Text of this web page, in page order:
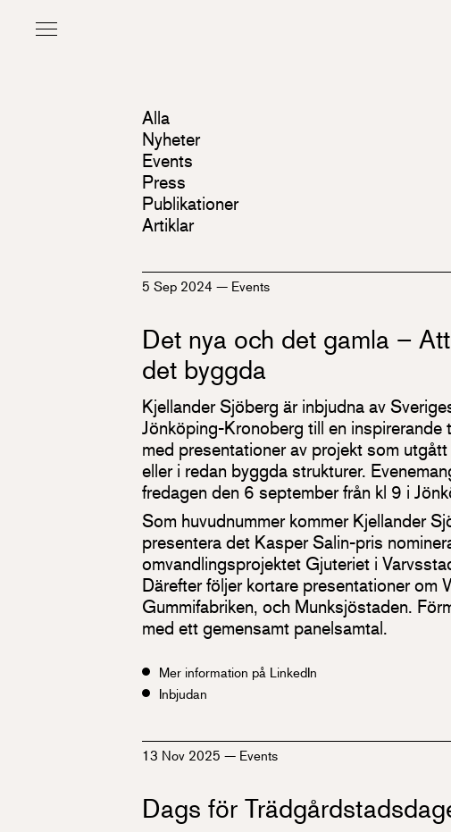
Alla
Nyheter
Events
Press
Publikationer
Artiklar
5 Sep 2024— Events
Det nya och det gamla –
det byggda
Kjellander Sjöberg är inbjudna av
Jönköping-Kronoberg till en inspirerande
med presentationer av projekt som
eller i redan byggda strukturer.
fredagen den 6 september från kl 9 i
Som huvudnummer kommer Kjellander
presentera det Kasper Salin-pris
omvandlingsprojektet Gjuteriet i
Därefter följer kortare presentationer om
Gummifabriken, och Munksjöstaden.
med ett gemensamt panelsamtal.
Mer information på LinkedIn
Inbjudan
13 Nov 2025— Events
Dags för